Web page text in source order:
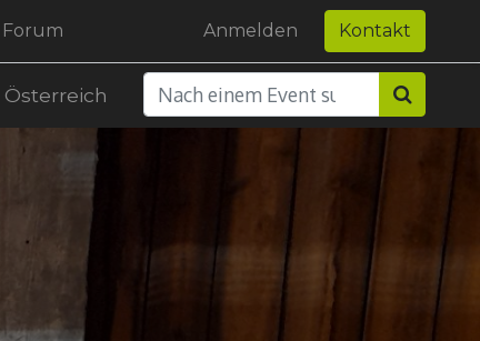
Forum Anmelden Kontakt
Österreich